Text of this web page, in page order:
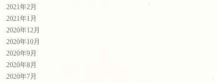
2021年2月
2021年1月
2020年12月
2020年10月
2020年9月
2020年8月
2020年7月